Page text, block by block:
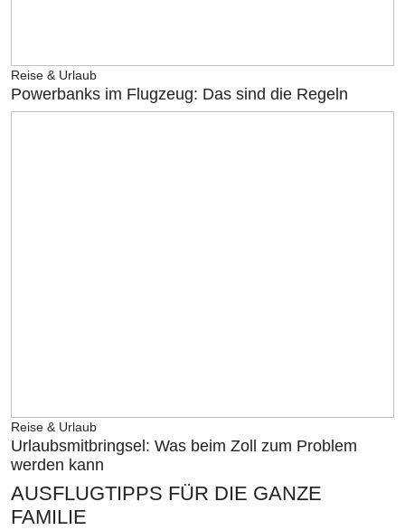
Reise & Urlaub
Powerbanks im Flugzeug: Das sind die Regeln
Reise & Urlaub
Urlaubsmitbringsel: Was beim Zoll zum Problem
werden kann
AUSFLUGTIPPS FÜR DIE GANZE
FAMILIE